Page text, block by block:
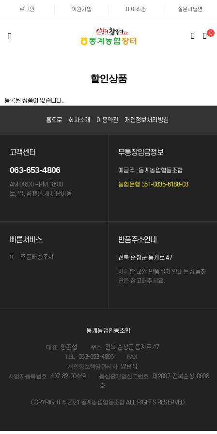
로그인 회원가입 마이쇼핑 질문과답변
0
할인상품
등록된 상품이 없습니다.
홈으로 회사소개 이용약관 개인정보처리방침
고객센터
063-653-4806
AM 09:00 ~ PM 18:00
토, 일, 공휴일 게시판이용
무통장입금정보
예금주 : 동계농업협동조합
농협은행 351-0835-6188-03
빠른서비스
주문배송조회
반품주소안내
전북 순창군 동계로 47
자세한 교환·반품절차 안내는 상품하
단을 참고해주세요.
동계농업협동조합
대표 양준섭 주소 전북 순창군 동계로 47
TEL 063-653-4806
FAX
개인정보책임관리자 양준섭
사업자등록번호 407-82-00449 통신판매업신고번호
제2007-전북순창-0608
호
COPYRIGHT © 2021 동계농업협동조합 ALL RIGHTS RESERVED.